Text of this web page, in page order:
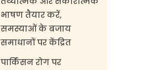
भाषण तैयार करें,
समस्याओं के बजाय
समाधानों पर केंद्रित
पार्किंसन रोग पर